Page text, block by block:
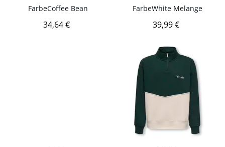
FarbeCoffee Bean
34,64 €
FarbeWhite Melange
39,99 €